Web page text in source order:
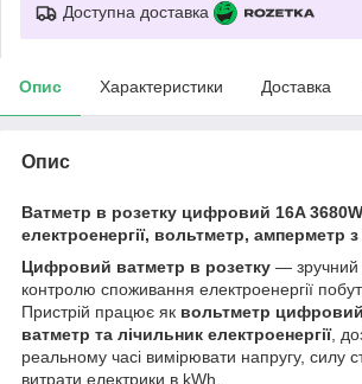
Доступна доставка
Опис Характеристики Доставка
Опис
Ватметр в розетку цифровий 16A
електроенергії, вольтметр, амперметр з
Цифровий ватметр в розетку — зручний
контролю споживання електроенергії
Пристрій працює як вольтметр
ватметр та лічильник електроенергії,
реальному часі вимірювати напругу, силу
витрати електрики в kWh.